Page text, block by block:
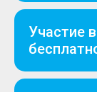
Участие